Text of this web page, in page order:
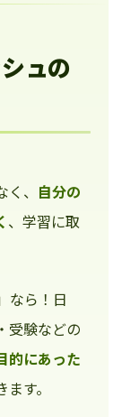
ュの
、 自分の
、学習に取
なら！日
受験などの
的にあった
す。